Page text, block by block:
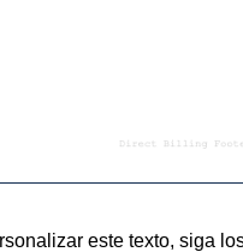
este texto, siga